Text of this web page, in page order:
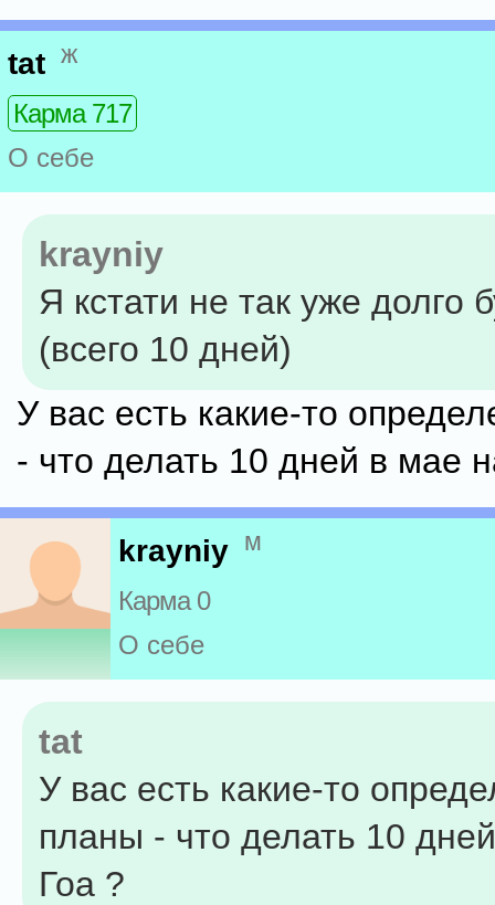
tat ж
Карма 717
О себе
krayniy
Я кстати не так уже долго
(всего 10 дней)
У вас есть какие-то
- что делать 10 дней в мае
krayniy м
Карма 0
О себе
tat
У вас есть какие-то
планы - что делать 10
Гоа ?